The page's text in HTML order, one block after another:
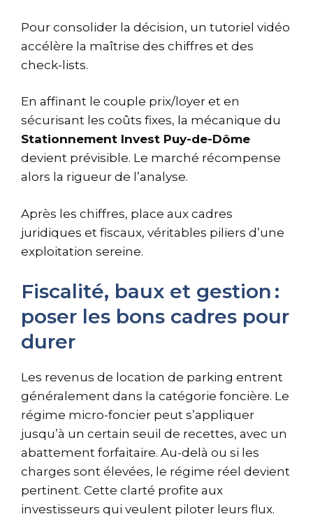
Pour consolider la décision, un tutoriel vidéo
accélère la maîtrise des chiffres et des
check-lists.
En affinant le couple prix/loyer et en
sécurisant les coûts fixes, la mécanique du
Stationnement Invest Puy-de-Dôme
devient prévisible. Le marché récompense
alors la rigueur de l’analyse.
Après les chiffres, place aux cadres
juridiques et fiscaux, véritables piliers d’une
exploitation sereine.
Fiscalité, baux et gestion :
poser les bons cadres pour
durer
Les revenus de location de parking entrent
généralement dans la catégorie foncière. Le
régime micro-foncier peut s’appliquer
jusqu’à un certain seuil de recettes, avec un
abattement forfaitaire. Au-delà ou si les
charges sont élevées, le régime réel devient
pertinent. Cette clarté profite aux
investisseurs qui veulent piloter leurs flux.